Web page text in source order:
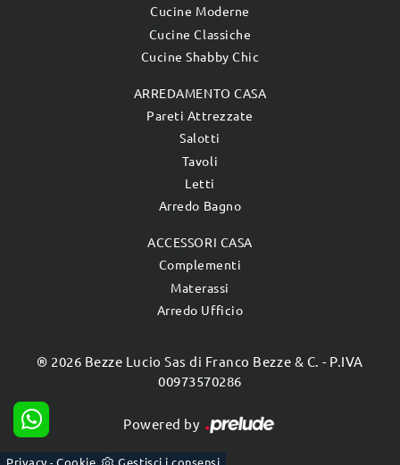
Cucine Moderne
Cucine Classiche
Cucine Shabby Chic
ARREDAMENTO CASA
Pareti Attrezzate
Salotti
Tavoli
Letti
Arredo Bagno
ACCESSORI CASA
Complementi
Materassi
Arredo Ufficio
® 2026 Bezze Lucio Sas di Franco Bezze & C. - P.IVA
00973570286
Powered by
Privacy Cookie Gestisci i consensi